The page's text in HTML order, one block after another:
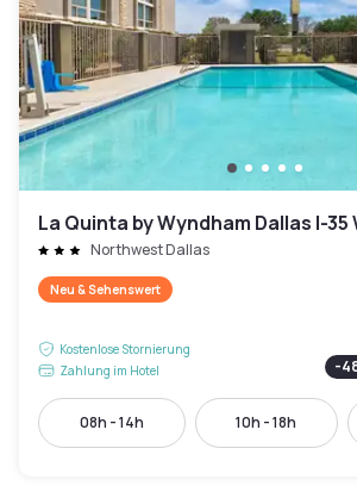
La Quinta by Wyndham Dallas I-35
Northwest Dallas
Neu & Sehenswert
Kostenlose Stornierung
Zahlung im Hotel
-
08h - 14h 10h - 18h